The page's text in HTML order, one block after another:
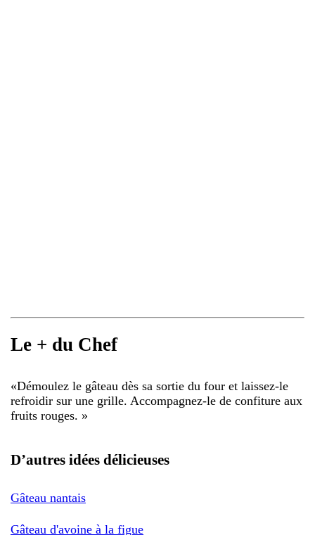
Le + du Chef
«Démoulez le gâteau dès sa sortie du four et laissez-le
refroidir sur une grille. Accompagnez-le de confiture aux
fruits rouges. »
D’autres idées délicieuses
Gâteau nantais
Gâteau d'avoine à la figue